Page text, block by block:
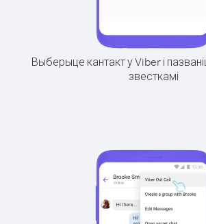
Выберыце кантакт у Viber і
звесткамі